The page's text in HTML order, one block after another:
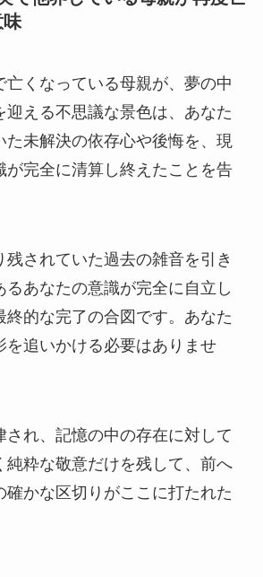
味
亡くなっている母親が、夢の中
迎える不思議な景色は、あなた
た未解決の依存心や後悔を、現
が完全に清算し終えたことを告
残されていた過去の雑音を引き
るあなたの意識が完全に自立し
終的な完了の合図です。あなた
を追いかける必要はありませ
され、記憶の中の存在に対して
純粋な敬意だけを残して、前へ
確かな区切りがここに打たれた